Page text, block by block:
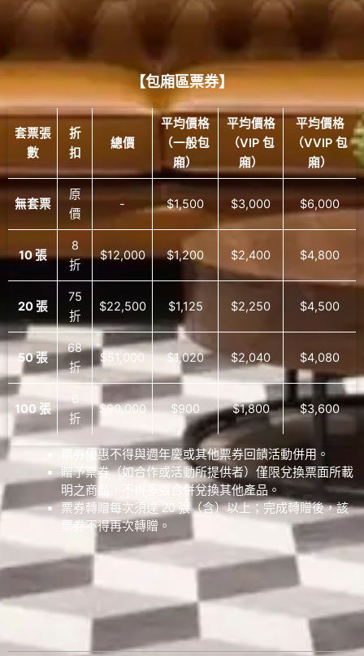
【包廂區票券】
套票張
數
折
扣
總價
平均價格
（一般包
廂）
平均價格
（VIP 包
廂）
平均價格
（VVIP 包
廂）
無套票
原
價
- $1,500 $3,000 $6,000
10 張
8
折
$12,000 $1,200 $2,400 $4,800
20 張
75
折
$22,500 $1,125 $2,250 $4,500
50 張
68
折
$51,000 $1,020 $2,040 $4,080
100 張
6
折
$90,000 $900 $1,800 $3,600
票券優惠不得與週年慶或其他票券回饋活動併用。
贈予票券（如合作或活動所提供者）僅限兌換票面所載
明之商品，不得多張合併兌換其他產品。
票券轉贈每次須達 20 張（含）以上；完成轉贈後，該
票券不得再次轉贈。